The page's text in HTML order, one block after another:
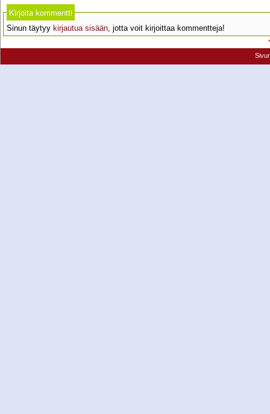
Kirjoita kommentti
Sinun täytyy kirjautua sisään, jotta voit kirjoittaa kommentteja!